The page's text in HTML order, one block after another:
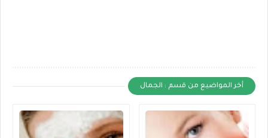
أخر المواضيع من قسم : الجمال